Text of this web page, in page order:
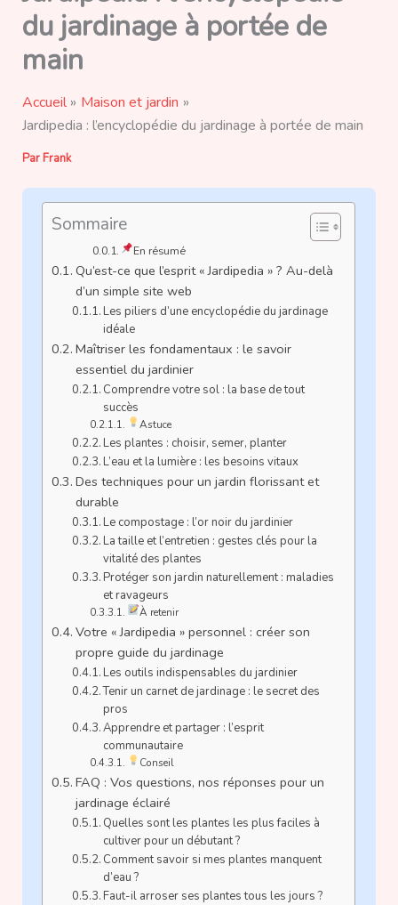
du jardinage à portée de
main
Accueil
Maison et jardin
Jardipedia : l’encyclopédie du jardinage à portée de main
Par Frank
Sommaire
En résumé
Qu’est-ce que l’esprit « Jardipedia » ? Au-delà
d’un simple site web
Les piliers d’une encyclopédie du jardinage
idéale
Maîtriser les fondamentaux : le savoir
essentiel du jardinier
Comprendre votre sol : la base de tout
succès
Astuce
Les plantes : choisir, semer, planter
L’eau et la lumière : les besoins vitaux
Des techniques pour un jardin florissant et
durable
Le compostage : l’or noir du jardinier
La taille et l’entretien : gestes clés pour la
vitalité des plantes
Protéger son jardin naturellement : maladies
et ravageurs
À retenir
Votre « Jardipedia » personnel : créer son
propre guide du jardinage
Les outils indispensables du jardinier
Tenir un carnet de jardinage : le secret des
pros
Apprendre et partager : l’esprit
communautaire
Conseil
FAQ : Vos questions, nos réponses pour un
jardinage éclairé
Quelles sont les plantes les plus faciles à
cultiver pour un débutant ?
Comment savoir si mes plantes manquent
d’eau ?
Faut-il arroser ses plantes tous les jours ?